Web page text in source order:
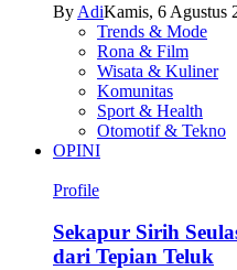
By AdiKamis, 6 Agustus
Trends & Mode
Rona & Film
Wisata & Kuliner
Komunitas
Sport & Health
Otomotif & Tekno
OPINI
Profile
Sekapur Sirih
dari Tepian Teluk